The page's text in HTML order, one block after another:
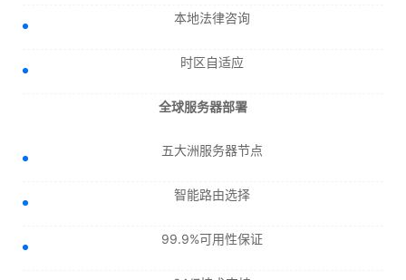
本地法律咨询
时区自适应
全球服务器部署
五大洲服务器节点
智能路由选择
99.9%可用性保证